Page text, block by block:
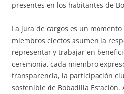
presentes en los habitantes de
La jura de cargos es un
miembros electos asumen la
representar y trabajar en
ceremonia, cada miembro
transparencia, la participación
sostenible de Bobadilla Estación.